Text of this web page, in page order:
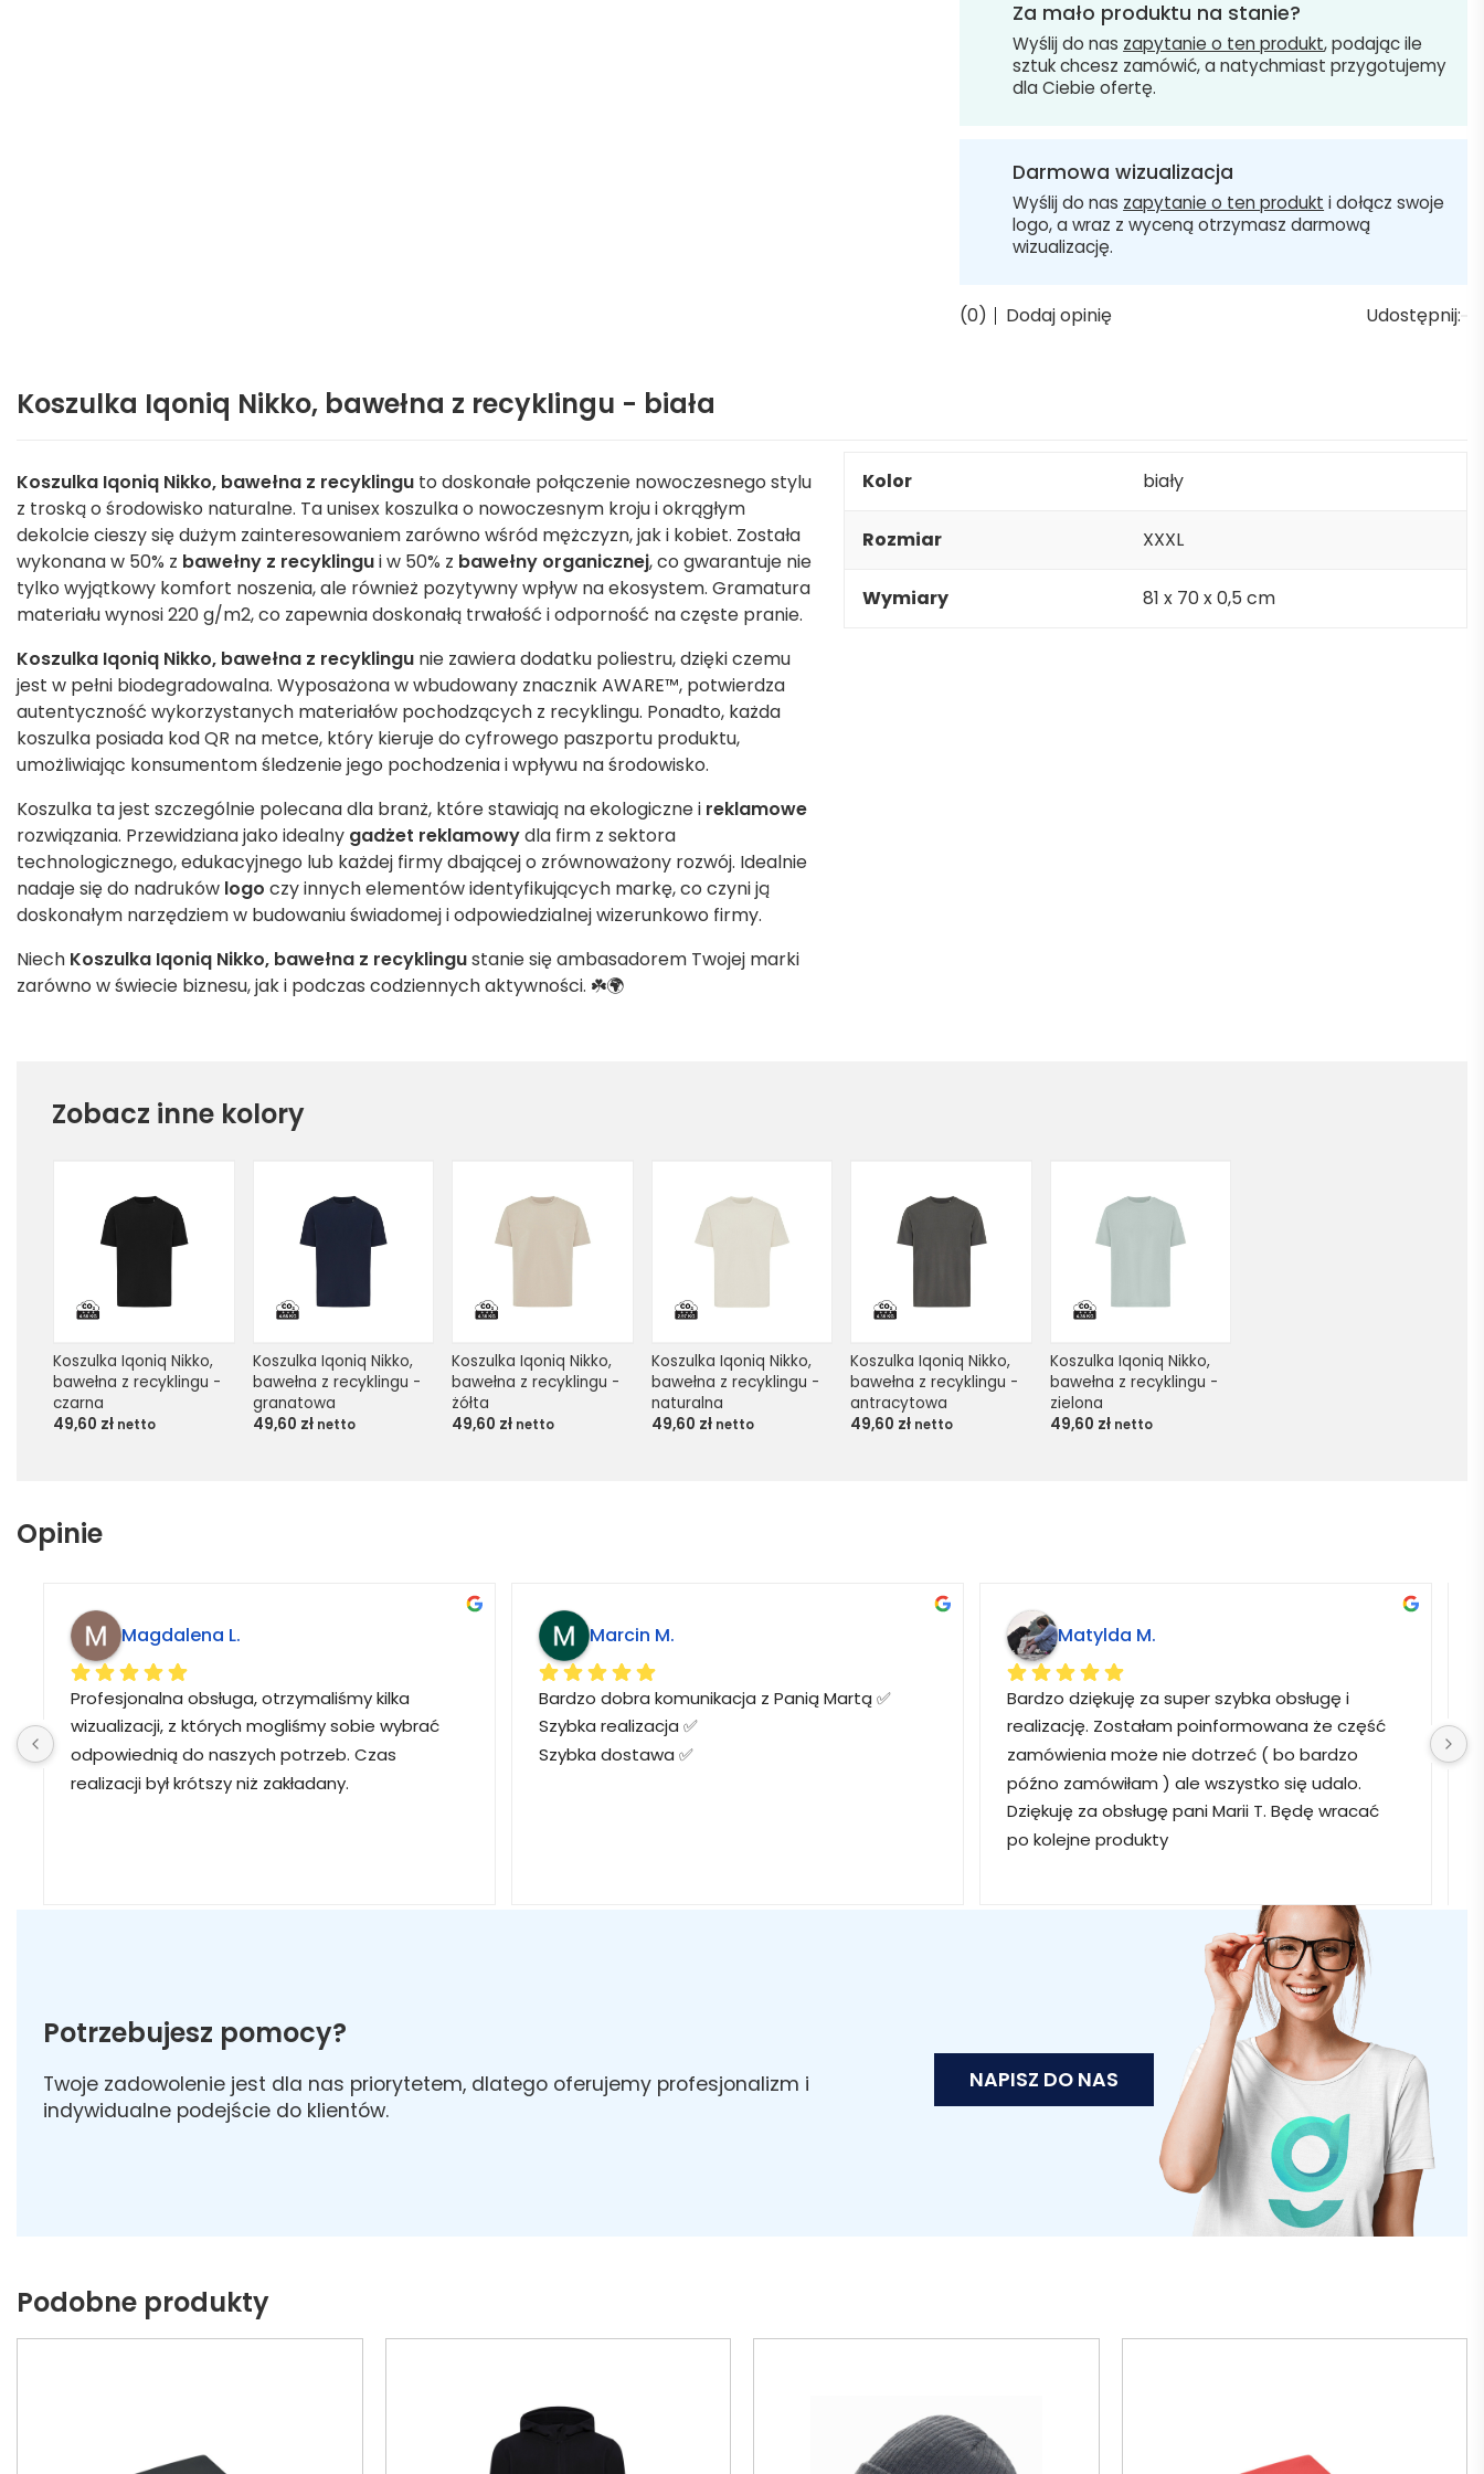
Za mało produktu na stanie?
Wyślij do nas zapytanie o ten produkt, podając ile
sztuk chcesz zamówić, a natychmiast przygotujemy
dla Ciebie ofertę.
Darmowa wizualizacja
Wyślij do nas zapytanie o ten produkt i dołącz swoje
logo, a wraz z wyceną otrzymasz darmową
wizualizację.
(0) Dodaj opinię Udostępnij:
Koszulka Iqoniq Nikko, bawełna z recyklingu - biała
Koszulka Iqoniq Nikko, bawełna z recyklingu to doskonałe połączenie nowoczesnego stylu
z troską o środowisko naturalne. Ta unisex koszulka o nowoczesnym kroju i okrągłym
dekolcie cieszy się dużym zainteresowaniem zarówno wśród mężczyzn, jak i kobiet. Została
wykonana w 50% z bawełny z recyklingui w 50% z bawełny organicznej, co gwarantuje nie
tylko wyjątkowy komfort noszenia, ale również pozytywny wpływ na ekosystem. Gramatura
materiału wynosi 220 g/m2, co zapewnia doskonałą trwałość i odporność na częste pranie.
Koszulka Iqoniq Nikko, bawełna z recyklingu nie zawiera dodatku poliestru, dzięki czemu
jest w pełni biodegradowalna. Wyposażona w wbudowany znacznik AWARE™, potwierdza
autentyczność wykorzystanych materiałów pochodzących z recyklingu. Ponadto, każda
koszulka posiada kod QR na metce, który kieruje do cyfrowego paszportu produktu,
umożliwiając konsumentom śledzenie jego pochodzenia i wpływu na środowisko.
Koszulka ta jest szczególnie polecana dla branż, które stawiają na ekologiczne i reklamowe
rozwiązania. Przewidziana jako idealny gadżet reklamowydla firm z sektora
technologicznego, edukacyjnego lub każdej firmy dbającej o zrównoważony rozwój. Idealnie
nadaje się do nadruków logo czy innych elementów identyfikujących markę, co czyni ją
doskonałym narzędziem w budowaniu świadomej i odpowiedzialnej wizerunkowo firmy.
Niech Koszulka Iqoniq Nikko, bawełna z recyklingustanie się ambasadorem Twojej marki
zarówno w świecie biznesu, jak i podczas codziennych aktywności. ☘️🌍
Kolor biały
Rozmiar XXXL
Wymiary 81 x 70 x 0,5 cm
Zobacz inne kolory
Koszulka Iqoniq Nikko,
bawełna z recyklingu -
czarna
49,60 zł netto
Koszulka Iqoniq Nikko,
bawełna z recyklingu -
granatowa
49,60 zł netto
Koszulka Iqoniq Nikko,
bawełna z recyklingu -
żółta
49,60 zł netto
Koszulka Iqoniq Nikko,
bawełna z recyklingu -
naturalna
49,60 zł netto
Koszulka Iqoniq Nikko,
bawełna z recyklingu -
antracytowa
49,60 zł netto
Koszulka Iqoniq Nikko,
bawełna z recyklingu -
zielona
49,60 zł netto
Opinie
Magdalena L.
Profesjonalna obsługa, otrzymaliśmy kilka
wizualizacji, z których mogliśmy sobie wybrać
odpowiednią do naszych potrzeb. Czas
realizacji był krótszy niż zakładany.
Marcin M.
Bardzo dobra komunikacja z Panią Martą ✅
Szybka realizacja ✅
Szybka dostawa ✅
Matylda M.
Bardzo dziękuję za super szybka obsługę i
realizację. Zostałam poinformowana że część
zamówienia może nie dotrzeć ( bo bardzo
późno zamówiłam ) ale wszystko się udalo.
Dziękuję za obsługę pani Marii T. Będę wracać
po kolejne produkty
Potrzebujesz pomocy?
Twoje zadowolenie jest dla nas priorytetem, dlatego oferujemy profesjonalizm i
indywidualne podejście do klientów.
NAPISZ DO NAS
Podobne produkty